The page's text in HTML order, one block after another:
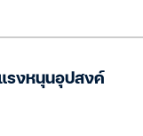
รงหนุนอุปสงค์